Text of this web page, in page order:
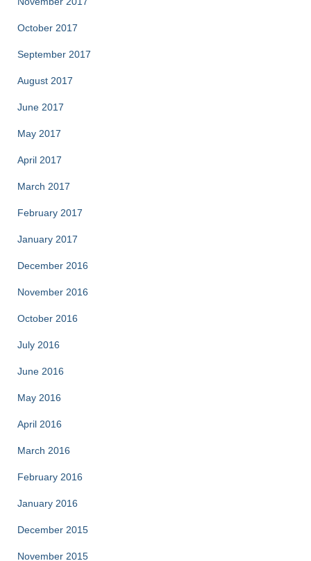
October 2017
September 2017
August 2017
June 2017
May 2017
April 2017
March 2017
February 2017
January 2017
December 2016
November 2016
October 2016
July 2016
June 2016
May 2016
April 2016
March 2016
February 2016
January 2016
December 2015
November 2015